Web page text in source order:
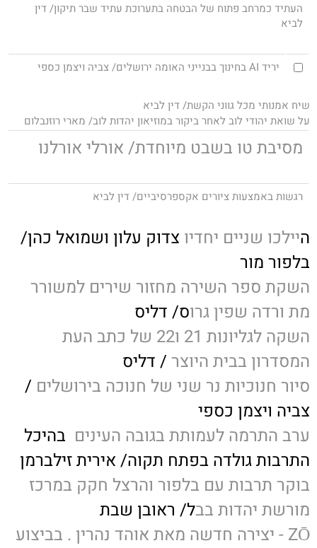
העתיד כמרחב פתוח של הבטחה בתערוכת עתיד שבר תיקון/ דין
לביא
יריד AI בחינוך בבנייני האומה ירושלים/ צביה ויצמן כספי
שיח אמנותי מכל גווני הקשת/ דין לביא
על שואת יהודי לוב לאחר ביקור במוזיאון יהדות לוב/ מארי רוזנבלום
מסיבת טו בשבט מיוחדת/ אורלי אורלנו
רגשות באמצעות ציורים אקספרסיביים/ דין לביא
היילכו שניים יחדיו צדוק עלון ושמואל כהן/
בלפור מור
השקת ספר השירה מחזור שירים למשורר
מת ורדה שפין גרוס/ דליס
השקה לגליונות 21 ו22 של כתב העת
המסדרון בבית היוצר / דליס
סיור חנוכיות נר שני של חנוכה בירושלים /
צביה ויצמן כספי
ערב התרמה לעמותת בגובה העינים בהיכל
התרבות גולדה בפתח תקוה/ אירית זילברמן
בוקר תרבות עם בלפור והרצל חקק במרכז
מורשת יהדות בבל/ ראובן שבת
ZŌ - יצירה חדשה מאת אוהד נהרין . בביצוע